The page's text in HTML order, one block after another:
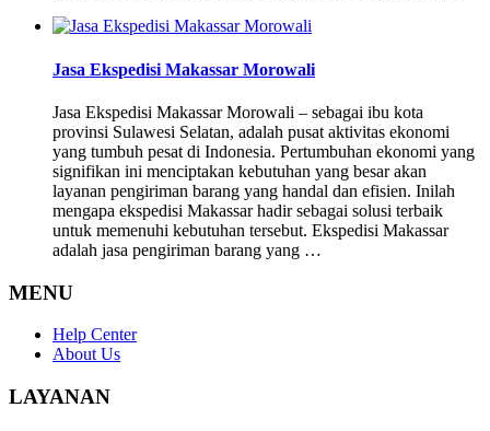
Jasa Ekspedisi Makassar Morowali
Jasa Ekspedisi Makassar Morowali – sebagai ibu kota
provinsi Sulawesi Selatan, adalah pusat aktivitas ekonomi
yang tumbuh pesat di Indonesia. Pertumbuhan ekonomi yang
signifikan ini menciptakan kebutuhan yang besar akan
layanan pengiriman barang yang handal dan efisien. Inilah
mengapa ekspedisi Makassar hadir sebagai solusi terbaik
untuk memenuhi kebutuhan tersebut. Ekspedisi Makassar
adalah jasa pengiriman barang yang …
MENU
Help Center
About Us
LAYANAN